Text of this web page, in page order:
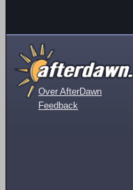
Over AfterDawn
Feedback